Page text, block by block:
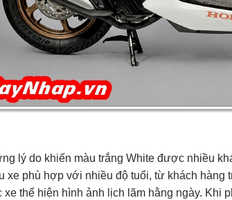
lý do khiến màu trắng White được nhiều
xe phù hợp với nhiều độ tuổi, từ khách hàng
xe thể hiện hình ảnh lịch lãm hằng ngày. Khi